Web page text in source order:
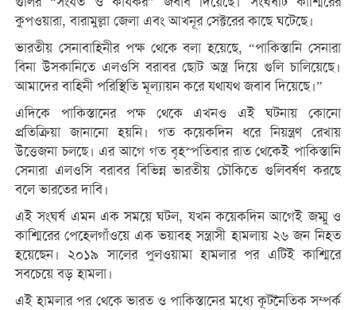
কুপওয়ারা, বারামুল্লা জেলা এবং আখনূর সেক্টরের কাছে ঘটেছে।
ভারতীয় সেনাবাহিনীর পক্ষ থেকে বলা হয়েছে, “পাকিস্তানি সেনারা
বিনা উসকানিতে এলওসি বরাবর ছোট অস্ত্র দিয়ে গুলি চালিয়েছে।
আমাদের বাহিনী পরিস্থিতি মূল্যায়ন করে যথাযথ জবাব দিয়েছে।”
এদিকে পাকিস্তানের পক্ষ থেকে এখনও এই ঘটনায় কোনো
প্রতিক্রিয়া জানানো হয়নি। গত কয়েকদিন ধরে নিয়ন্ত্রণ রেখায়
উত্তেজনা চলছে। এর আগে গত বৃহস্পতিবার রাত থেকেই পাকিস্তানি
সেনারা এলওসি বরাবর বিভিন্ন ভারতীয় চৌকিতে গুলিবর্ষণ করছে
বলে ভারতের দাবি।
এই সংঘর্ষ এমন এক সময়ে ঘটল, যখন কয়েকদিন আগেই জম্মু ও
কাশ্মিরের পেহেলগাঁওয়ে এক ভয়াবহ সন্ত্রাসী হামলায় ২৬ জন নিহত
হয়েছেন। ২০১৯ সালের পুলওয়ামা হামলার পর এটিই কাশ্মিরে
সবচেয়ে বড় হামলা।
এই হামলার পর থেকে ভারত ও পাকিস্তানের মধ্যে কূটনৈতিক সম্পর্ক